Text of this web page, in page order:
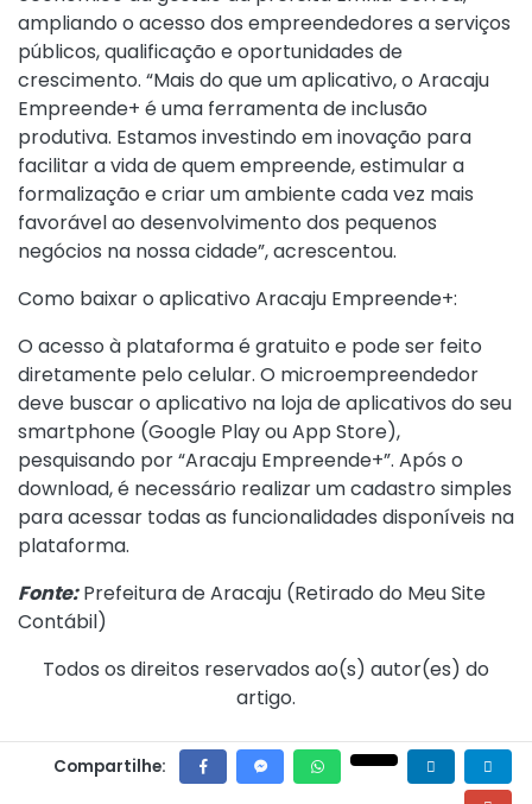
ampliando o acesso dos empreendedores a serviços
públicos, qualificação e oportunidades de
crescimento. “Mais do que um aplicativo, o Aracaju
Empreende+ é uma ferramenta de inclusão
produtiva. Estamos investindo em inovação para
facilitar a vida de quem empreende, estimular a
formalização e criar um ambiente cada vez mais
favorável ao desenvolvimento dos pequenos
negócios na nossa cidade”, acrescentou.
Como baixar o aplicativo Aracaju Empreende+:
O acesso à plataforma é gratuito e pode ser feito
diretamente pelo celular. O microempreendedor
deve buscar o aplicativo na loja de aplicativos do seu
smartphone (Google Play ou App Store),
pesquisando por “Aracaju Empreende+”. Após o
download, é necessário realizar um cadastro simples
para acessar todas as funcionalidades disponíveis na
plataforma.
Fonte:Prefeitura de Aracaju (Retirado do Meu Site
Contábil)
Todos os direitos reservados ao(s) autor(es) do
artigo.
Compartilhe: